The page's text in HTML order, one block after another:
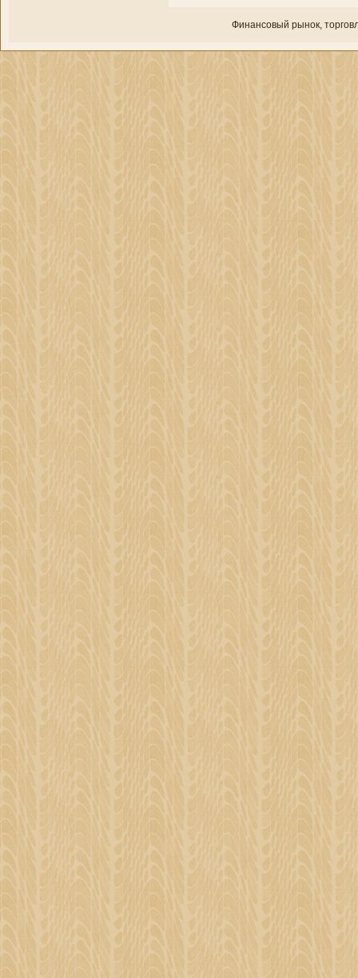
Финансовый рынок,